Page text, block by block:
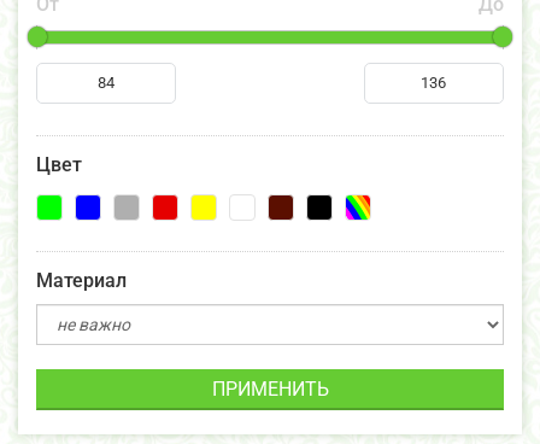
От
До
Цвет
Материал
ПРИМЕНИТЬ